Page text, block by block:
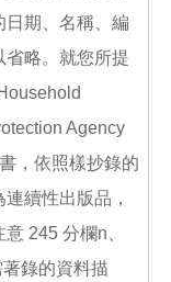
日期、名稱、編
省略。就您所提
Agency
，依照樣抄錄的
續性出版品，
245 分欄n、
錄的資料描